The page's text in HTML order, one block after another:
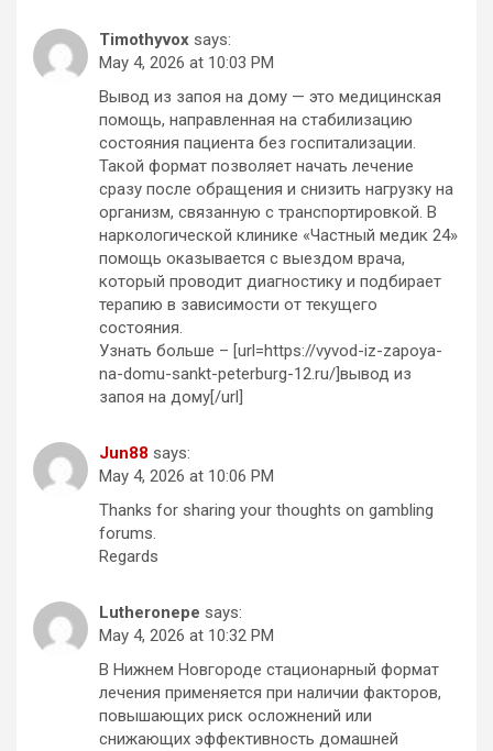
Timothyvox says:
May 4, 2026 at 10:03 PM
Вывод из запоя на дому — это медицинская
помощь, направленная на стабилизацию
состояния пациента без госпитализации.
Такой формат позволяет начать лечение
сразу после обращения и снизить нагрузку на
организм, связанную с транспортировкой. В
наркологической клинике «Частный медик 24»
помощь оказывается с выездом врача,
который проводит диагностику и подбирает
терапию в зависимости от текущего
состояния.
Узнать больше – [url=https://vyvod-iz-zapoya-
na-domu-sankt-peterburg-12.ru/]вывод из
запоя на дому[/url]
Jun88 says:
May 4, 2026 at 10:06 PM
Thanks for sharing your thoughts on gambling
forums.
Regards
Lutheronepe says:
May 4, 2026 at 10:32 PM
В Нижнем Новгороде стационарный формат
лечения применяется при наличии факторов,
повышающих риск осложнений или
снижающих эффективность домашней